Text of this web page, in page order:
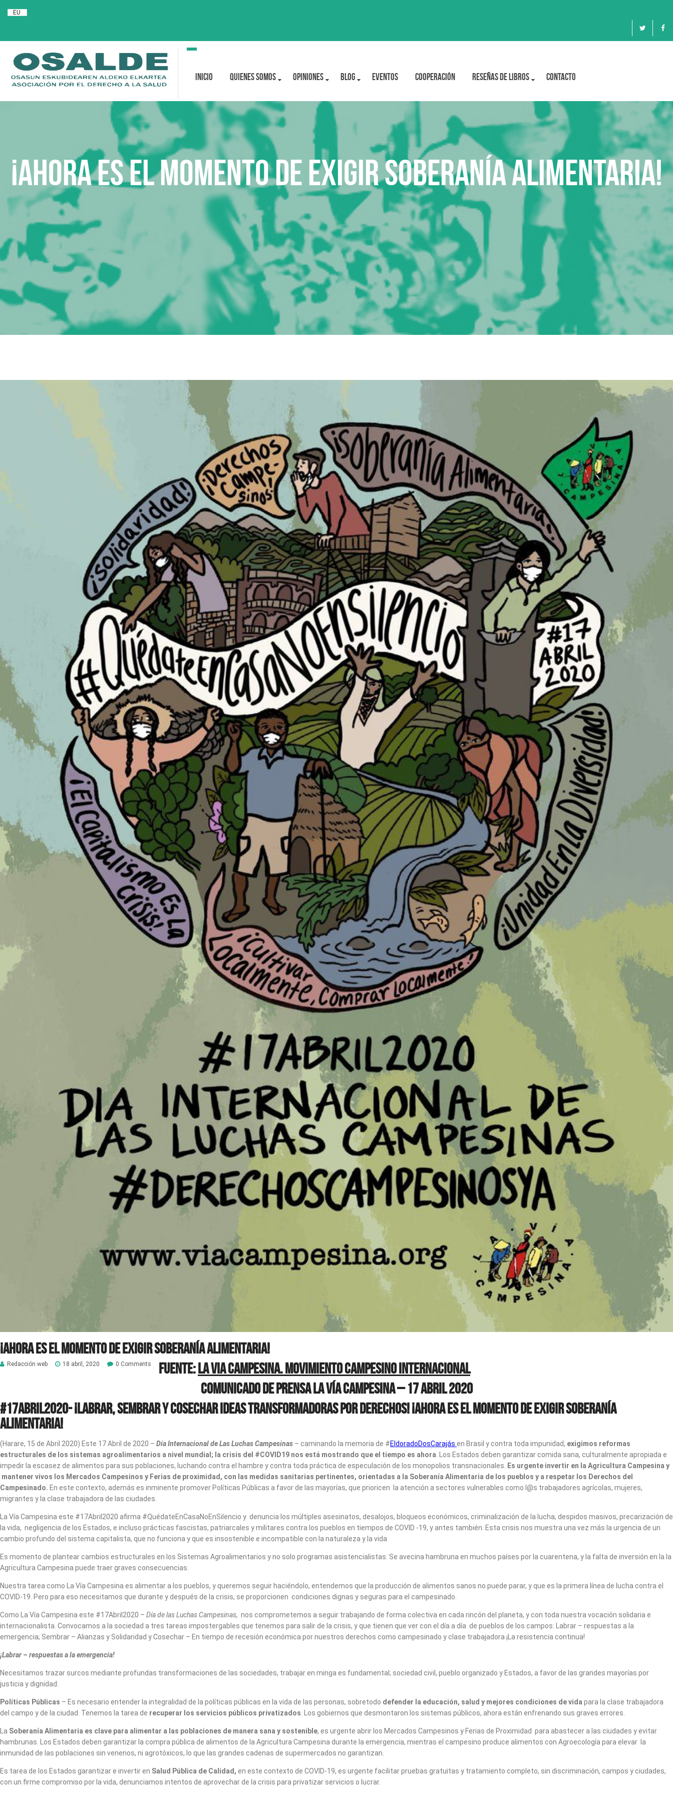
EU
Toggle
Inicio Quienes Somos OPINIONES BLOG Eventos Cooperación Reseñas de libros Contacto
¡Ahora es el momento de exigir Soberanía Alimentaria!
¡Ahora es el momento de exigir Soberanía Alimentaria!
Redacción web 18 abril, 2020 0 Comments Fuente:La via campesina. Movimiento Campesino Internacional
Comunicado de Prensa La Vía Campesina–17 Abril 2020
#17Abril2020- ¡Labrar, sembrar y cosechar ideas transformadoras por Derechos! ¡Ahora es el momento de exigir Soberanía
Alimentaria!
(Harare, 15 de Abril 2020) Este 17 Abril de 2020 – Día Internacional de Las Luchas Campesinas – caminando la memoria de #EldoradoDosCarajás en Brasil y contra toda impunidad, exigimos reformas
estructurales de los sistemas agroalimentarios a nivel mundial; la crisis del #COVID19 nos está mostrando que el tiempo es ahora . Los Estados deben garantizar comida sana, culturalmente apropiada e
impedir la escasez de alimentos para sus poblaciones, luchando contra el hambre y contra toda práctica de especulación de los monopolios transnacionales.
Es urgente invertir en la Agricultura Campesina y
mantener vivos los Mercados Campesinos y Ferias de proximidad, con las medidas sanitarias pertinentes, orientadas a la Soberanía Alimentaria de los pueblos y a respetar los Derechos del
Campesinado. En este contexto, además es inminente promover Políticas Públicas a favor de las mayorías, que prioricen la atención a sectores vulnerables como l@s trabajadores agrícolas, mujeres,
migrantes y la clase trabajadora de las ciudades.
La Vía Campesina este #17Abril2020 afirma #QuédateEnCasaNoEnSilencio y denuncia los múltiples asesinatos, desalojos, bloqueos económicos, criminalización de la lucha, despidos masivos, precarización de
la vida, negligencia de los Estados, e incluso prácticas fascistas, patriarcales y militares contra los pueblos en tiempos de COVID -19, y antes también. Esta crisis nos muestra una vez más la urgencia de un
cambio profundo del sistema capitalista, que no funciona y que es insostenible e incompatible con la naturaleza y la vida
Es momento de plantear cambios estructurales en los Sistemas Agroalimentarios y no solo programas asistencialistas. Se avecina hambruna en muchos países por la cuarentena, y la falta de inversión en la la
Agricultura Campesina puede traer graves consecuencias.
Nuestra tarea como La Vía Campesina es alimentar a los pueblos, y queremos seguir haciéndolo, entendemos que la producción de alimentos sanos no puede parar, y que es la primera línea de lucha contra el
COVID-19. Pero para eso necesitamos que durante y después de la crisis, se proporcionen condiciones dignas y seguras para el campesinado.
Como La Vía Campesina este #17Abril2020 – Día de las Luchas Campesinas, nos comprometemos a seguir trabajando de forma colectiva en cada rincón del planeta, y con toda nuestra vocación solidaria e
internacionalista. Convocamos a la sociedad a tres tareas impostergables que tenemos para salir de la crisis, y que tienen que ver con el día a día de pueblos de los campos: Labrar – respuestas a la
emergencia; Sembrar – Alianzas y Solidaridad y Cosechar – En tiempo de recesión económica por nuestros derechos como campesinado y clase trabajadora ¡La resistencia continua!
¡Labrar – respuestas a la emergencia!
Necesitamos trazar surcos mediante profundas transformaciones de las sociedades, trabajar en minga es fundamental; sociedad civil, pueblo organizado y Estados, a favor de las grandes mayorías por
justicia y dignidad:
Políticas Públicas – Es necesario entender la integralidad de la políticas públicas en la vida de las personas, sobretodo defender la educación, salud y mejores condiciones de vida para la clase trabajadora
del campo y de la ciudad. Tenemos la tarea de recuperar los servicios públicos privatizados . Los gobiernos que desmontaron los sistemas públicos, ahora están enfrenando sus graves errores.
La Soberanía Alimentaria es clave para alimentar a las poblaciones de manera sana y sostenible, es urgente abrir los Mercados Campesinos y Ferias de Proximidad para abastecer a las ciudades y evitar
hambrunas. Los Estados deben garantizar la compra pública de alimentos de la Agricultura Campesina durante la emergencia, mientras el campesino produce alimentos con Agroecología para elevar la
inmunidad de las poblaciones sin venenos, ni agrotóxicos, lo que las grandes cadenas de supermercados no garantizan.
Es tarea de los Estados garantizar e invertir en Salud Pública de Calidad, en este contexto de COVID-19, es urgente facilitar pruebas gratuitas y tratamiento completo, sin discriminación, campos y ciudades,
con un firme compromiso por la vida, denunciamos intentos de aprovechar de la crisis para privatizar servicios o lucrar.